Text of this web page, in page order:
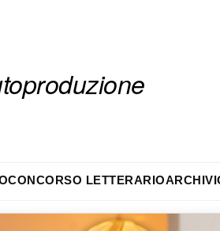
CONCORSO LETTERARIO